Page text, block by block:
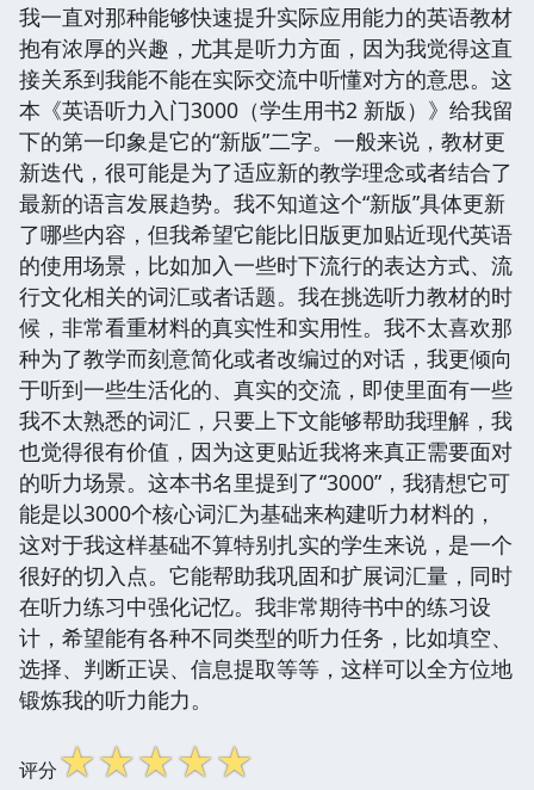
我一直对那种能够快速提升实际应用能力的英语教材
抱有浓厚的兴趣，尤其是听力方面，因为我觉得这直
接关系到我能不能在实际交流中听懂对方的意思。这
本《英语听力入门3000（学生用书2 新版）》给我留
下的第一印象是它的“新版”二字。一般来说，教材更
新迭代，很可能是为了适应新的教学理念或者结合了
最新的语言发展趋势。我不知道这个“新版”具体更新
了哪些内容，但我希望它能比旧版更加贴近现代英语
的使用场景，比如加入一些时下流行的表达方式、流
行文化相关的词汇或者话题。我在挑选听力教材的时
候，非常看重材料的真实性和实用性。我不太喜欢那
种为了教学而刻意简化或者改编过的对话，我更倾向
于听到一些生活化的、真实的交流，即使里面有一些
我不太熟悉的词汇，只要上下文能够帮助我理解，我
也觉得很有价值，因为这更贴近我将来真正需要面对
的听力场景。这本书名里提到了“3000”，我猜想它可
能是以3000个核心词汇为基础来构建听力材料的，
这对于我这样基础不算特别扎实的学生来说，是一个
很好的切入点。它能帮助我巩固和扩展词汇量，同时
在听力练习中强化记忆。我非常期待书中的练习设
计，希望能有各种不同类型的听力任务，比如填空、
选择、判断正误、信息提取等等，这样可以全方位地
锻炼我的听力能力。
评分☆☆☆☆☆